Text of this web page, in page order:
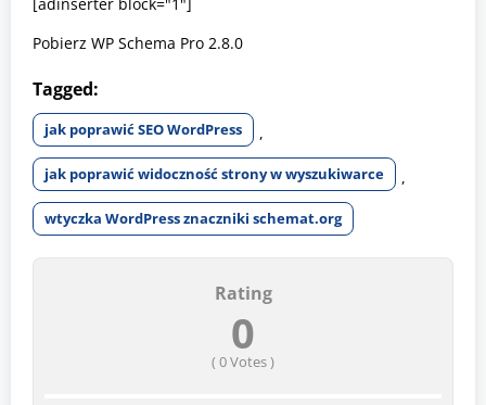
Pobierz WP Schema Pro 2.8.0
Tagged:
jak poprawić SEO WordPress ,
jak poprawić widoczność strony w wyszukiwarce ,
wtyczka WordPress znaczniki schemat.org
Rating
0
( 0Votes )